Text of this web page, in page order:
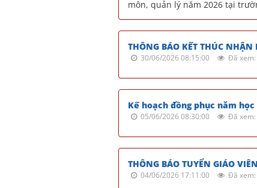
môn, quản lý năm 2026 tại
THÔNG BÁO KẾT THÚC
30/06/2026 08:15:00 Đã
Kế hoạch đồng phục năm học
05/06/2026 08:30:00 Đã xem:
THÔNG BÁO TUYỂN GIÁO
04/06/2026 17:11:00 Đã xem: